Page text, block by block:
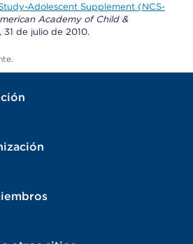
Adolescent Supplement (NCS-
Academy of Child &
, 31 de julio de 2010.